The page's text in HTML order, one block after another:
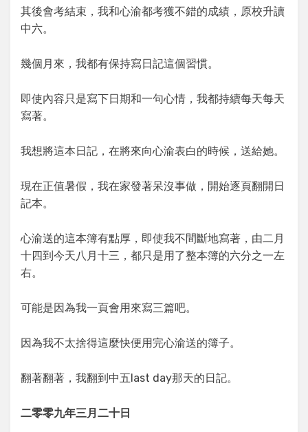
其後會考結束，我和心渝都考獲不錯的成績，原校升讀
中六。
幾個月來，我都有保持寫日記這個習慣。
即使內容只是寫下日期和一句心情，我都持續每天每天
寫著。
我想將這本日記，在將來向心渝表白的時候，送給她。
現在正值暑假，我在家發著呆沒事做，開始逐頁翻開日
記本。
心渝送的這本簿有點厚，即使我不間斷地寫著，由二月
十四到今天八月十三，都只是用了整本簿的六分之一左
右。
可能是因為我一頁會用來寫三篇吧。
因為我不太捨得這麼快便用完心渝送的簿子。
翻著翻著，我翻到中五last day那天的日記。
二零零九年三月二十日